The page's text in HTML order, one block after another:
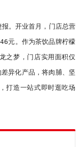
。开业首月，门店总营
元。作为茶饮品牌柠檬
之梦，门店实用面积仅
异化产品，将肉脯、坚
打造一站式即时逛吃场